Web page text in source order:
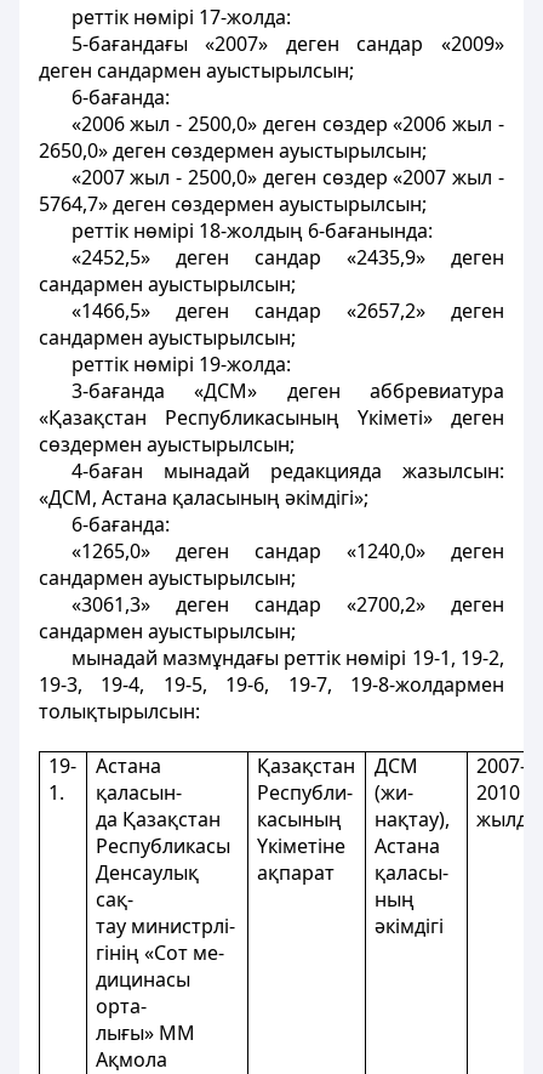
реттік нөмірі 17-жолда:
5-бағандағы «2007» деген сандар «2009»
деген сандармен ауыстырылсын;
6-бағанда:
«2006 жыл - 2500,0» деген сөздер «2006 жыл -
2650,0» деген сөздермен ауыстырылсын;
«2007 жыл - 2500,0» деген сөздер «2007 жыл -
5764,7» деген сөздермен ауыстырылсын;
реттік нөмірі 18-жолдың 6-бағанында:
«2452,5» деген сандар «2435,9» деген
сандармен ауыстырылсын;
«1466,5» деген сандар «2657,2» деген
сандармен ауыстырылсын;
реттік нөмірі 19-жолда:
3-бағанда «ДСМ» деген аббревиатура
«Қазақстан Республикасының Үкіметі» деген
сөздермен ауыстырылсын;
4-баған мынадай редакцияда жазылсын:
«ДСМ, Астана қаласының әкімдігі»;
6-бағанда:
«1265,0» деген сандар «1240,0» деген
сандармен ауыстырылсын;
«3061,3» деген сандар «2700,2» деген
сандармен ауыстырылсын;
мынадай мазмұндағы реттік нөмірі 19-1, 19-2,
19-3, 19-4, 19-5, 19-6, 19-7, 19-8-жолдармен
толықтырылсын:
19-
1.
Астана
қаласын-
да Қазақстан
Республикасы
Денсаулық
сақ-
тау министрлі-
гінің «Сот ме-
дицинасы
орта-
лығы» MM
Ақмола
Қазақстан
Республи-
касының
Үкіметіне
ақпарат
ДСМ
(жи-
нақтау),
Астана
қаласы-
ның
әкімдігі
2007-
2010